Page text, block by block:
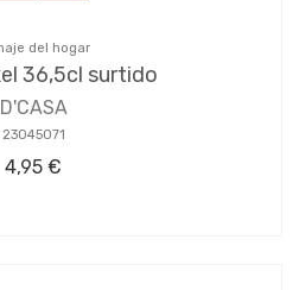
del hogar
36,5cl surtido
D'CASA
23045071
4,95 €